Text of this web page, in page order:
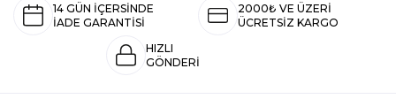
14 GÜN İÇERSİNDE
İADE GARANTİSİ
2000₺ VE ÜZERİ
ÜCRETSİZ KARGO
HIZLI
GÖNDERİ